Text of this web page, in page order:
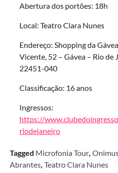
Abertura dos portões: 18h
Local: Teatro Clara Nunes
Endereço: Shopping da
Vicente, 52 – Gávea – Rio de
22451-040
Classificação: 16 anos
Ingressos:
https://
riodejaneiro
Tagged Microfonia Tour,
Abrantes, Teatro Clara Nunes